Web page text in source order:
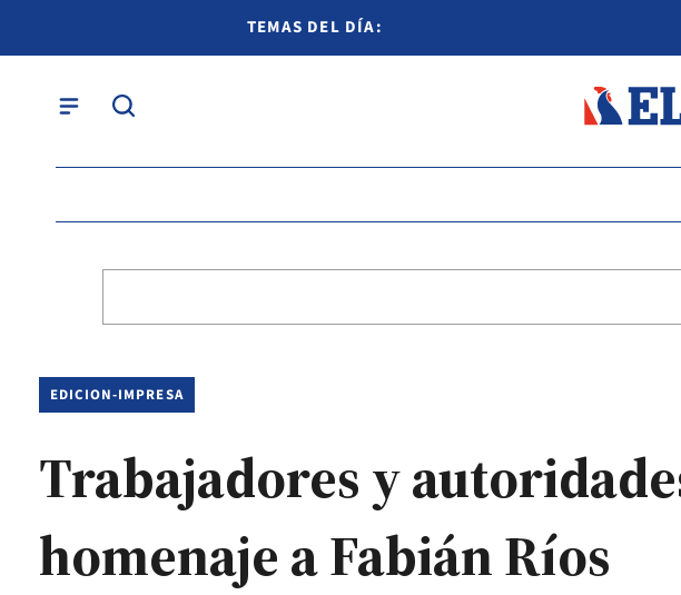
TEMAS DEL DÍA:
EDICION-IMPRESA
Trabajadores y
homenaje a Fabián Ríos